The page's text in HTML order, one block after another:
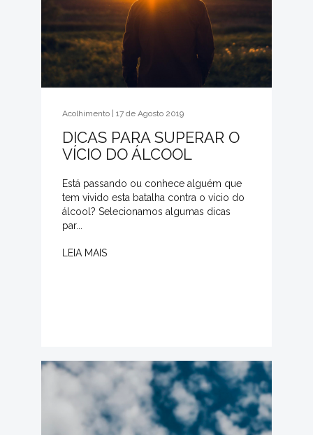
Acolhimento | 17 de Agosto 2019
DICAS PARA SUPERAR O
VÍCIO DO ÁLCOOL
Está passando ou conhece alguém que
tem vivido esta batalha contra o vício do
álcool? Selecionamos algumas dicas
par...
LEIA MAIS